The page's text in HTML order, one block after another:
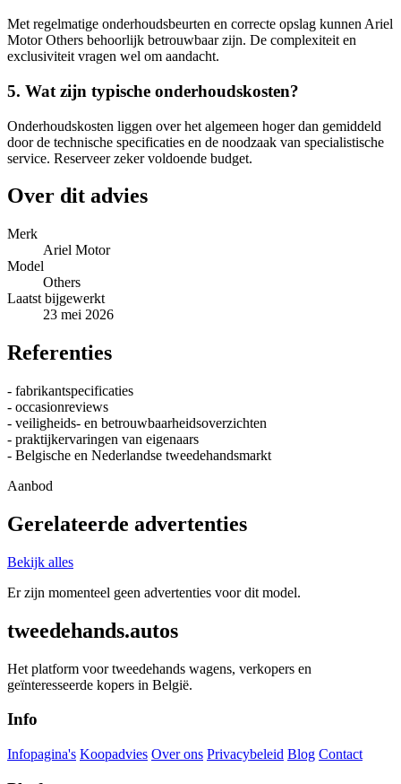
Met regelmatige onderhoudsbeurten en correcte opslag kunnen Ariel
Motor Others behoorlijk betrouwbaar zijn. De complexiteit en
exclusiviteit vragen wel om aandacht.
5. Wat zijn typische onderhoudskosten?
Onderhoudskosten liggen over het algemeen hoger dan gemiddeld
door de technische specificaties en de noodzaak van specialistische
service. Reserveer zeker voldoende budget.
Over dit advies
Merk
Ariel Motor
Model
Others
Laatst bijgewerkt
23 mei 2026
Referenties
- fabrikantspecificaties
- occasionreviews
- veiligheids- en betrouwbaarheidsoverzichten
- praktijkervaringen van eigenaars
- Belgische en Nederlandse tweedehandsmarkt
Aanbod
Gerelateerde advertenties
Bekijk alles
Er zijn momenteel geen advertenties voor dit model.
tweedehands.autos
Het platform voor tweedehands wagens, verkopers en
geïnteresseerde kopers in België.
Info
Infopagina's Koopadvies Over ons Privacybeleid Blog Contact